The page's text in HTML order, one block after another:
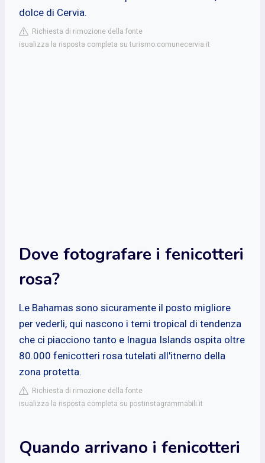
dolce di Cervia.
Richiesta di rimozione della fonte
isualizza la risposta completa su turismo.comunecervia.it
Dove fotografare i fenicotteri
rosa?
Le Bahamas sono sicuramente il posto migliore
per vederli, qui nascono i temi tropical di tendenza
che ci piacciono tanto e Inagua Islands ospita oltre
80.000 fenicotteri rosa tutelati all'itnerno della
zona protetta.
Richiesta di rimozione della fonte
isualizza la risposta completa su postinstagrammabili.it
Quando arrivano i fenicotteri